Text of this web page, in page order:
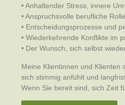
• Anhaltender Stress, innere
• Anspruchsvolle berufliche
• Entscheidungsprozesse und
• Wiederkehrende Konflikte im
• Der Wunsch, sich selbst
Meine Klientinnen und Klienten
sich stimmig anfühlt und
Wenn Sie bereit sind, sich Zeit